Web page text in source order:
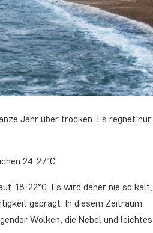
Jahr über trocken. Es regnet nur
24-27°C.
18-22°C. Es wird daher nie so kalt,
geprägt. In diesem Zeitraum
Wolken, die Nebel und leichtes